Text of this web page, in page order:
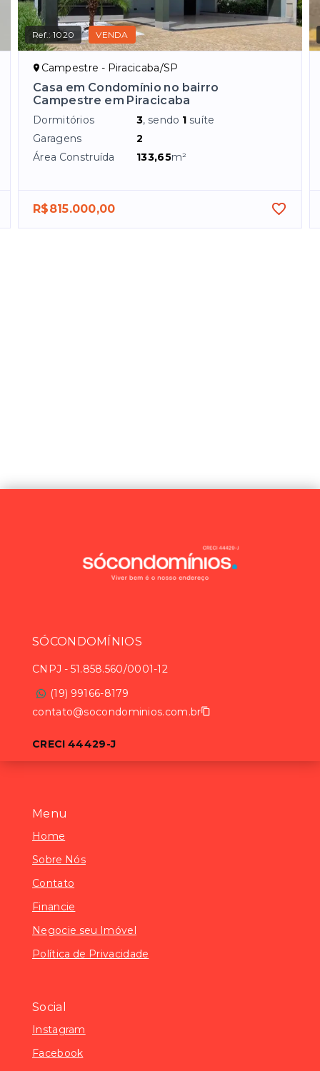
Ref.:1020 VENDA
Campestre - Piracicaba/SP
Casa em Condomínio no bairro
Campestre em Piracicaba
Dormitórios 3, sendo 1 suíte
Garagens
2
Área Construída
133,65m²
R$815.000,00
Menu
Home
Sobre Nós
Contato
Financie
Negocie seu Imóvel
Política de Privacidade
Social
Instagram
Facebook
SÓCONDOMÍNIOS
CNPJ - 51.858.560/0001-12
(19) 99166-8179
contato@socondominios.com.br
CRECI 44429-J